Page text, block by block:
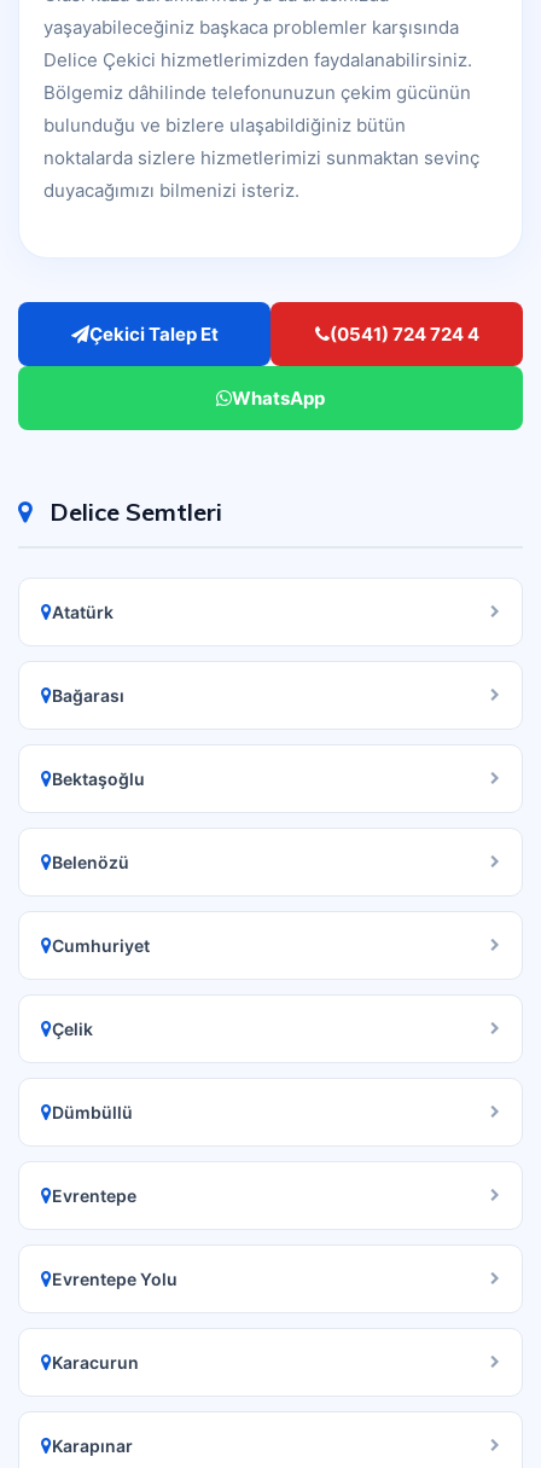
yaşayabileceğiniz başkaca problemler karşısında
Delice Çekici hizmetlerimizden faydalanabilirsiniz.
Bölgemiz dâhilinde telefonunuzun çekim gücünün
bulunduğu ve bizlere ulaşabildiğiniz bütün
noktalarda sizlere hizmetlerimizi sunmaktan sevinç
duyacağımızı bilmenizi isteriz.
Çekici Talep Et (0541) 724 724 4
WhatsApp
Delice Semtleri
Atatürk
Bağarası
Bektaşoğlu
Belenözü
Cumhuriyet
Çelik
Dümbüllü
Evrentepe
Evrentepe Yolu
Karacurun
Karapınar